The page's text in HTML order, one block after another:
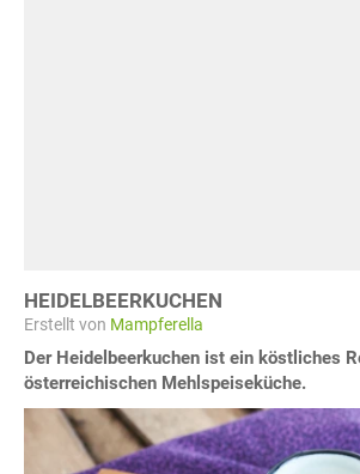
HEIDELBEERKUCHEN
Erstellt von Mampferella
Der Heidelbeerkuchen ist ein köstliches
österreichischen Mehlspeiseküche.